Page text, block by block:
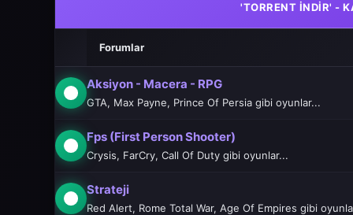
'TORRENT İNDIR' -
Forumlar
Aksiyon - Macera - RPG
GTA, Max Payne, Prince Of Persia gibi oyunlar...
Fps (First Person Shooter)
Crysis, FarCry, Call Of Duty gibi oyunlar...
Strateji
Red Alert, Rome Total War, Age Of Empires gibi